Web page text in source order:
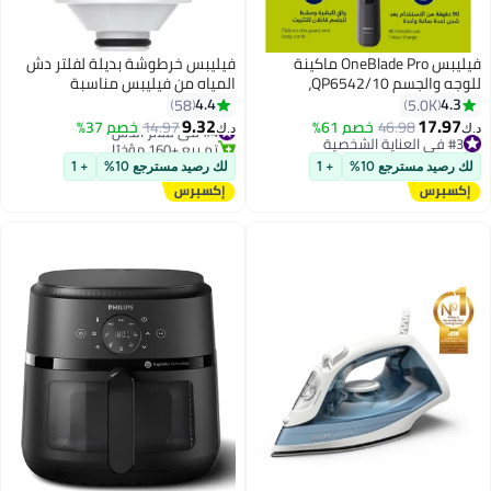
فيليبس OneBlade Pro ماكينة
للوجه والجسم QP6542/10،
للتشذيب والحلاقة مع مشط دقيق بـ
12 طولاً، مقاومة للماء، استخدام
لاسلكي لمدة 90 دقيقة
4.3
5.0K
د.ك‏17.97
46.98خصم 61%
#3 في العناية الشخصية
#3 في العناية الشخصية
لك رصيد مسترجع 10% + 1
فيليبس خرطوشة بديلة لفلتر دش
المياه من فيليبس مناسبة
4.4
58
د.ك‏9.32
14.97خصم 37% #4 في فلاتر الدش
تم بيع +160 مؤخرًا
#4 في فلاتر الدش
لك رصيد مسترجع 10% + 1